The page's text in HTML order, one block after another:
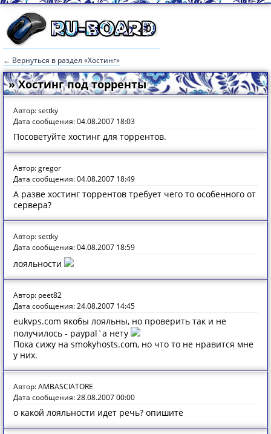
← Вернуться в раздел «Хостинг»
» Хостинг под торренты
Автор: settky
Дата сообщения: 04.08.2007 18:03
Посоветуйте хостинг для торрентов.
Автор: gregor
Дата сообщения: 04.08.2007 18:49
А разве хостинг торрентов требует чего то особенного от
сервера?
Автор: settky
Дата сообщения: 04.08.2007 18:59
лояльности
Автор: peet82
Дата сообщения: 24.08.2007 14:45
eukvps.com якобы лояльны, но проверить так и не
получилось - paypal`а нету
Пока сижу на smokyhosts.com, но что то не нравится мне
у них.
Автор: AMBASCIATORE
Дата сообщения: 28.08.2007 00:00
о какой лояльности идет речь? опишите